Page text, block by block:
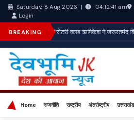
Saturday, 8 Aug 2026 | 04:12:42 am
Login
BREAKING *रोटरी क्लब ऋषिकेश ने जरूरतमंद
Home राजनीति राष्ट्रीय अंतर्राष्ट्रीय उत्तराखंड